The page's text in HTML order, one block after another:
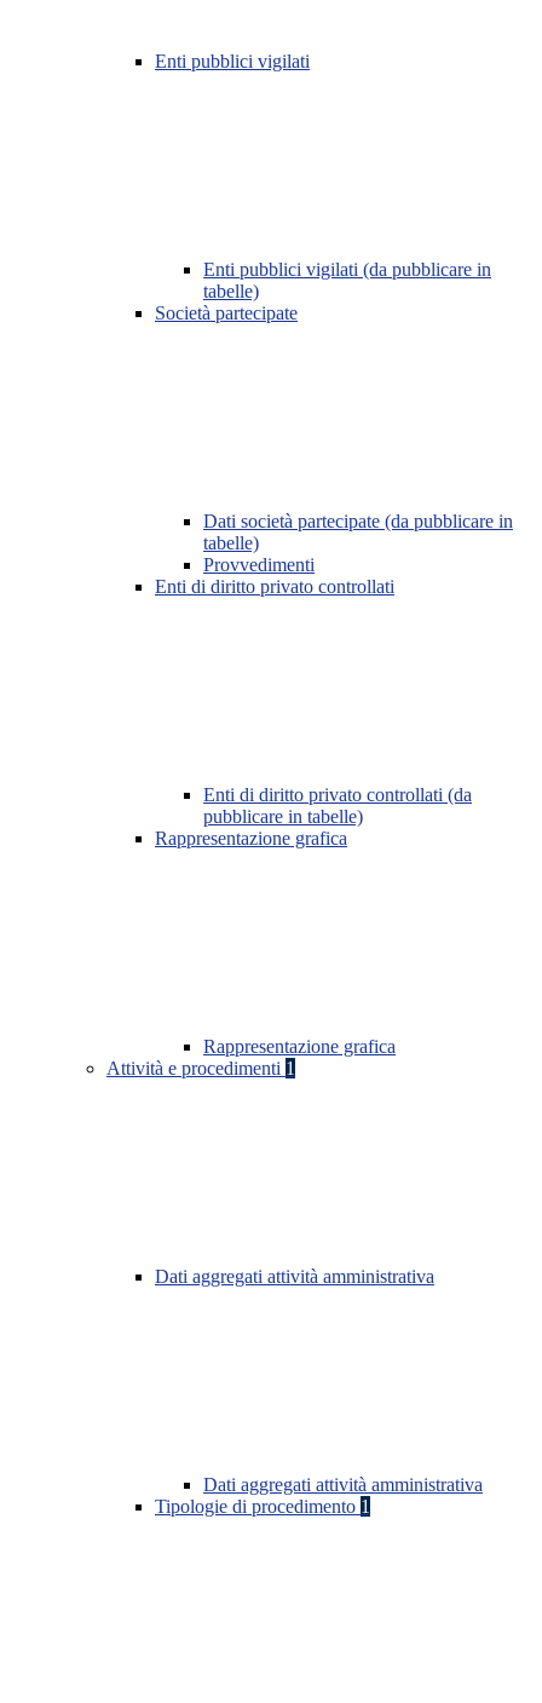
Enti pubblici vigilati
Enti pubblici vigilati (da pubblicare in
tabelle)
Società partecipate
Dati società partecipate (da pubblicare in
tabelle)
Provvedimenti
Enti di diritto privato controllati
Enti di diritto privato controllati (da
pubblicare in tabelle)
Rappresentazione grafica
Rappresentazione grafica
Attività e procedimenti 1
Dati aggregati attività amministrativa
Dati aggregati attività amministrativa
Tipologie di procedimento 1